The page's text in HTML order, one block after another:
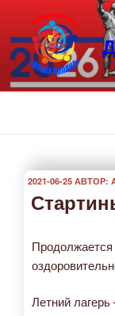
содержимому
ОПУБЛИКОВАНО
2021-06-25 АВТОР:
Продолжается
Летний